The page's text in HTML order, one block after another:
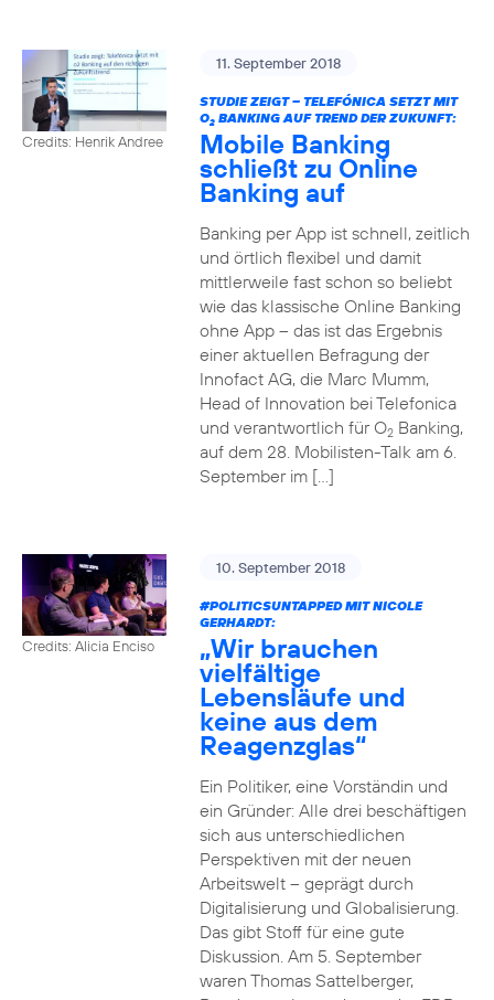
Credits: Henrik Andree
11. September 2018
STUDIE ZEIGT – TELEFÓNICA SETZT MIT
O2BANKING AUF TREND DER ZUKUNFT:
Mobile Banking
schließt zu Online
Banking auf
Banking per App ist schnell, zeitlich
und örtlich flexibel und damit
mittlerweile fast schon so beliebt
wie das klassische Online Banking
ohne App – das ist das Ergebnis
einer aktuellen Befragung der
Innofact AG, die Marc Mumm,
Head of Innovation bei Telefonica
und verantwortlich für O2Banking,
auf dem 28. Mobilisten-Talk am 6.
September im […]
Credits: Alicia Enciso
10. September 2018
#POLITICSUNTAPPEDMIT NICOLE
GERHARDT:
„Wir brauchen
vielfältige
Lebensläufe und
keine aus dem
Reagenzglas“
Ein Politiker, eine Vorständin und
ein Gründer: Alle drei beschäftigen
sich aus unterschiedlichen
Perspektiven mit der neuen
Arbeitswelt – geprägt durch
Digitalisierung und Globalisierung.
Das gibt Stoff für eine gute
Diskussion. Am 5. September
waren Thomas Sattelberger,